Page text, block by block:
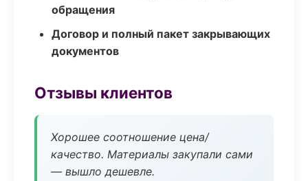
обращения
Договор и полный пакет закрывающих
документов
Отзывы клиентов
Хорошее соотношение цена/
качество. Материалы закупали сами
— вышло дешевле.